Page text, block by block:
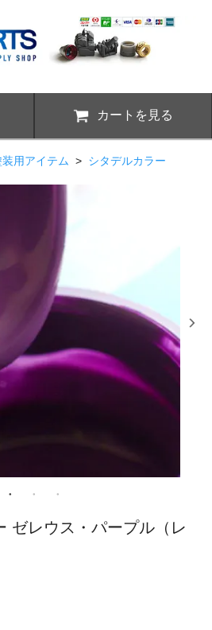
カートを見る
用アイテム > シタデルカラー
ゼレウス・パープル（レ